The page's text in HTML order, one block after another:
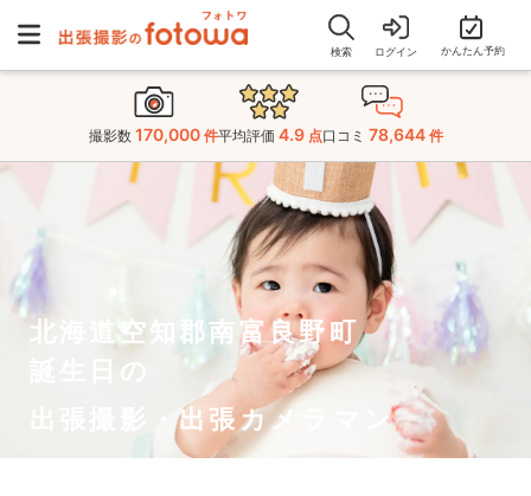
検索 ログイン かんたん予約
撮影数 170,000 件平均評価 4.9 点口コミ 78,644 件
北海道空知郡南富良野町
誕生日の
出張撮影・出張カメラマン